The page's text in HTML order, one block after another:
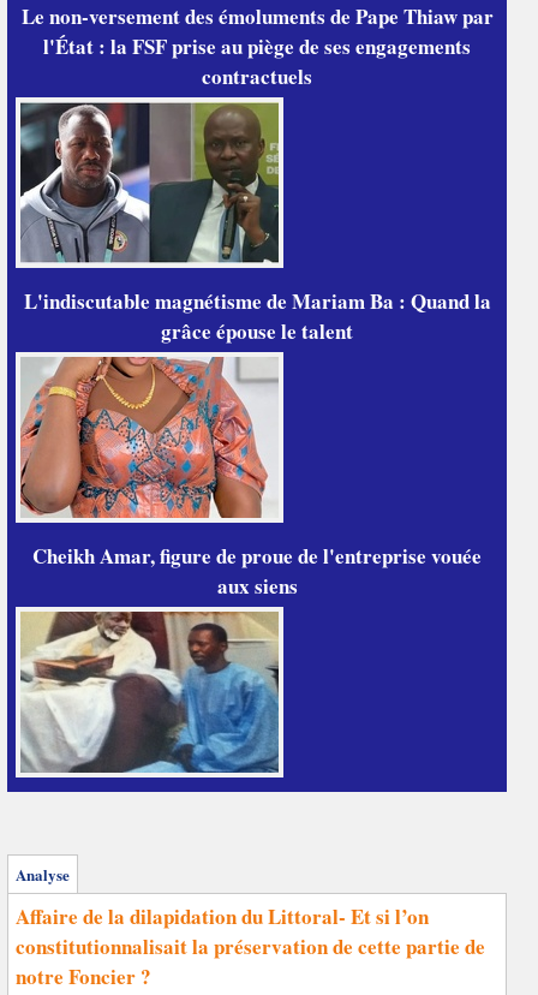
Le non-versement des émoluments de Pape Thiaw par
l'État : la FSF prise au piège de ses engagements
contractuels
L'indiscutable magnétisme de Mariam Ba : Quand la
grâce épouse le talent
Cheikh Amar, figure de proue de l'entreprise vouée
aux siens
Analyse
Affaire de la dilapidation du Littoral- Et si l’on
constitutionnalisait la préservation de cette partie de
notre Foncier ?